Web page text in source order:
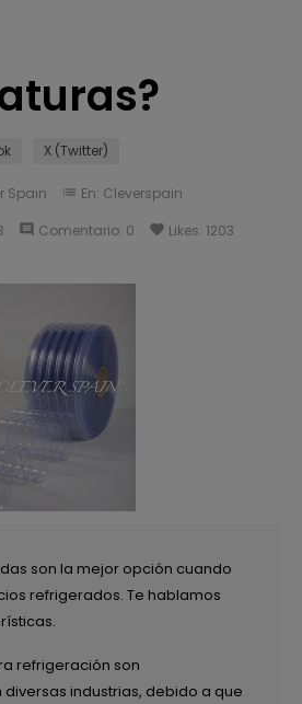
X (Twitter)
Spain list En: Cleverspain
comment Comentario: 0 favorite Likes: 1203
son la mejor opción cuando
refrigerados. Te hablamos
refrigeración son
industrias, debido a que